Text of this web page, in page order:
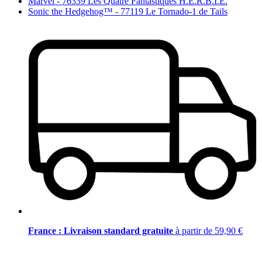
Sonic the Hedgehog™ - 77119 Le Tornado-1 de Tails
France : Livraison standard gratuite à partir de 59,90 €